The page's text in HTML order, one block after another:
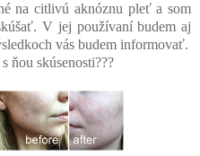
na citlivú aknóznu pleť a som
V jej používaní budem aj
vás budem informovať.
ňou skúsenosti???